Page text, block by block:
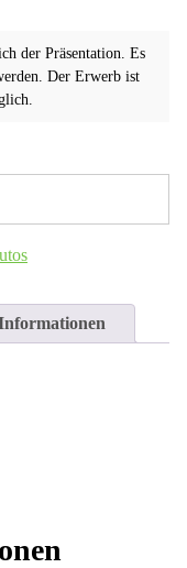
der Präsentation. Es
Der Erwerb ist